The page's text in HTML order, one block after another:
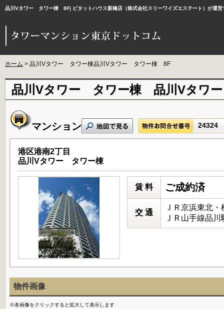
品川Vタワー タワー棟 8F| ピタットハウス新橋店（株式会社スリーワイズエステート）が運営
ホーム > 品川Vタワー タワー棟品川Vタワー タワー棟 8F
品川Vタワー タワー棟 品川Vタワ
マンション 24324
港区港南2丁目
品川Vタワー タワー棟
賃 料 ご成約済
交 通
ＪＲ京浜東北
ＪＲ山手線品
物件画像
※各画像をクリックすると拡大して表示します